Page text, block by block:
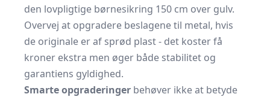
den lovpligtige børnesikring 150 cm over gulv.
Overvej at opgradere beslagene til metal, hvis
de originale er af sprød plast - det koster få
kroner ekstra men øger både stabilitet og
garantiens gyldighed.
Smarte opgraderinger behøver ikke at betyde